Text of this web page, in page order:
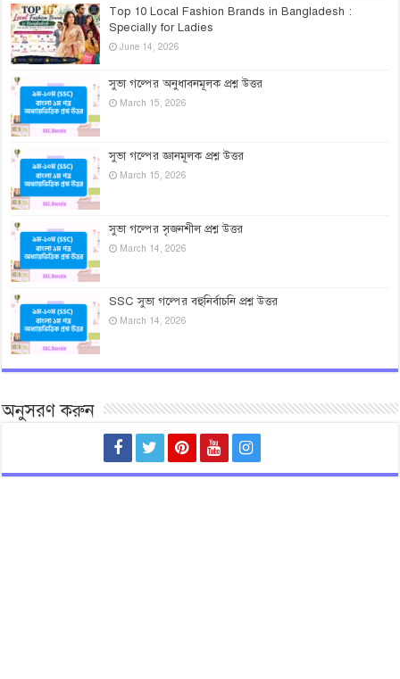
Top 10 Local Fashion Brands in Bangladesh :
Specially for Ladies
June 14, 2026
সুভা গল্পের অনুধাবনমূলক প্রশ্ন উত্তর
March 15, 2026
সুভা গল্পের জ্ঞানমূলক প্রশ্ন উত্তর
March 15, 2026
সুভা গল্পের সৃজনশীল প্রশ্ন উত্তর
March 14, 2026
SSC সুভা গল্পের বহুনির্বাচনি প্রশ্ন উত্তর
March 14, 2026
অনুসরণ করুন